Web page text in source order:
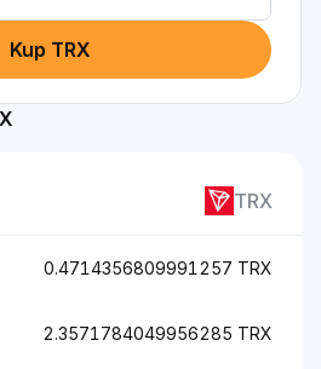
Kup TRX
TRX
0.4714356809991257 TRX
2.3571784049956285 TRX